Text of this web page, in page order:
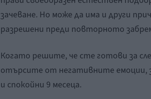
зачеване. Но може да има и други
разрешени преди повторното
Когато решите, че сте готови за
отърсите от негативните емоции,
и спокойни 9 месеца.